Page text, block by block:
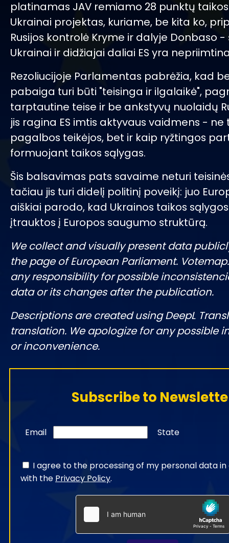
platinamas JAV remiamo 28 punktų
Ukrainai projektas, kuriame, be kita ko,
Rusijos kontrolė Kryme ir dalyje Donbaso -
Ukrainai ir didžiajai daliai ES yra
Rezoliucijoje Parlamentas pabrėžia, kad
pabaiga turi būti "teisinga ir ilgalaikė",
tarptautine teise ir be ankstyvų nuolaidų
jis ragina ES imtis aktyvaus vaidmens - ne
pagalbos teikėjos, bet ir kaip ryžtingos
formuojant taikos sąlygas.
Šis balsavimas pats savaime neturi
tačiau jis turi didelį politinį poveikį: juo
aiškiai parodo, kad Ukrainos taikos
įtrauktos į Europos saugumo struktūrą.
We collect and visually present data
the page of European Parliament.
any responsibility for possible
data or its changes after the publication.
Descriptions are created using DeepL
translation. We apologize for any possible
or inconvenience.
Subscribe to
Email State
I agree to the processing of my personal data
with the Privacy Policy.